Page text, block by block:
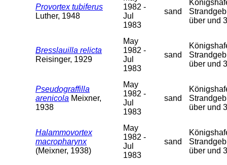
Provortex tubiferus
Luther, 1948
1982 -
Jul
1983
sand
über und
Bresslauilla relicta
Reisinger, 1929
May
1982 -
Jul
1983
sand
über und
Pseudograffilla
arenicola Meixner,
1938
May
1982 -
Jul
1983
sand
über und
Halammovortex
macropharynx
(Meixner, 1938)
May
1982 -
Jul
1983
sand
über und